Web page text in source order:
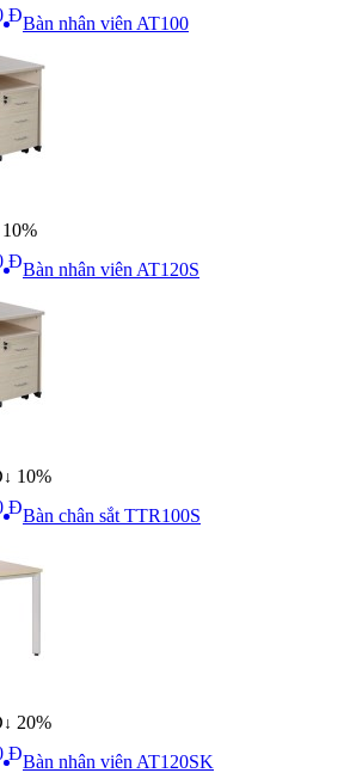
ĐBàn nhân viên AT100
10%
ĐBàn nhân viên AT120S
↓ 10%
ĐBàn chân sắt TTR100S
↓ 20%
ĐBàn nhân viên AT120SK